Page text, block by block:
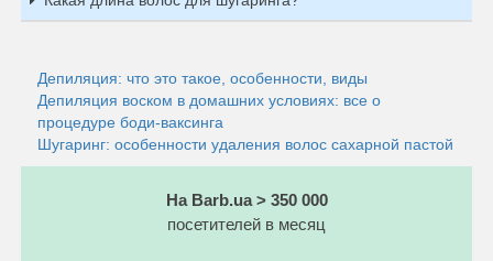
Депиляция: что это такое, особенности, виды
Депиляция воском в домашних условиях: все о
процедуре боди-ваксинга
Шугаринг: особенности удаления волос сахарной пастой
На Barb.ua > 350 000
посетителей в месяц